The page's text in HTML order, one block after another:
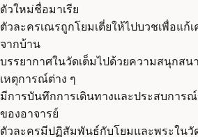
ตัวใหม่ชื่อมาเรีย
ตัวละครเณรถูกโยมเตี่ยให้ไปบวชเพื่อแก้
จากบ้าน
บรรยากาศในวัดเต็มไปด้วยความสนุกส
เหตุการณ์ต่าง ๆ
มีการบันทึกการเดินทางและประสบการ
ของอาจารย์
ตัวละครมีปฏิสัมพันธ์กับโยมและพระในวั